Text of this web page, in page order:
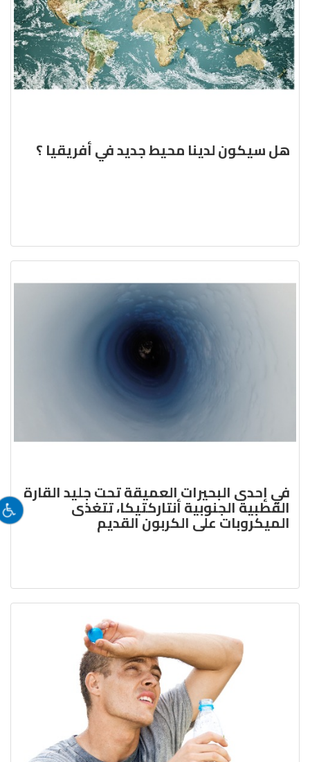
هل سيكون لدينا محيط جديد في أفريقيا ؟
في إحدى البحيرات العميقة تحت جليد القارة
القطبية الجنوبية أنتاركتيكا، تتغذى
الميكروبات على الكربون القديم